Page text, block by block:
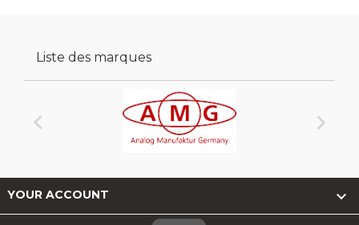
Liste des marques
 
YOUR ACCOUNT 